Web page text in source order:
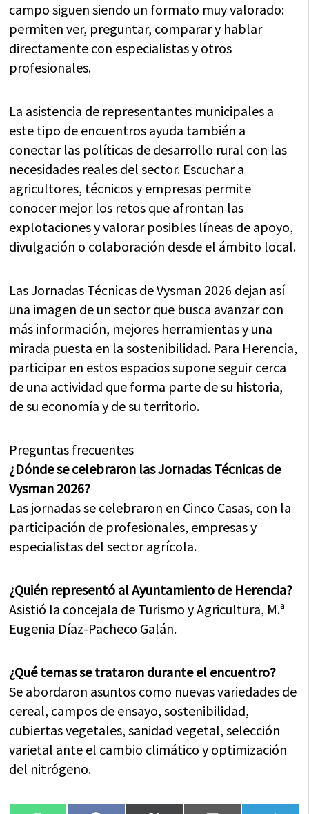
campo siguen siendo un formato muy valorado:
permiten ver, preguntar, comparar y hablar
directamente con especialistas y otros
profesionales.
La asistencia de representantes municipales a
este tipo de encuentros ayuda también a
conectar las políticas de desarrollo rural con las
necesidades reales del sector. Escuchar a
agricultores, técnicos y empresas permite
conocer mejor los retos que afrontan las
explotaciones y valorar posibles líneas de apoyo,
divulgación o colaboración desde el ámbito local.
Las Jornadas Técnicas de Vysman 2026 dejan así
una imagen de un sector que busca avanzar con
más información, mejores herramientas y una
mirada puesta en la sostenibilidad. Para Herencia,
participar en estos espacios supone seguir cerca
de una actividad que forma parte de su historia,
de su economía y de su territorio.
Preguntas frecuentes
¿Dónde se celebraron las Jornadas Técnicas de
Vysman 2026?
Las jornadas se celebraron en Cinco Casas, con la
participación de profesionales, empresas y
especialistas del sector agrícola.
¿Quién representó al Ayuntamiento de Herencia?
Asistió la concejala de Turismo y Agricultura, M.ª
Eugenia Díaz-Pacheco Galán.
¿Qué temas se trataron durante el encuentro?
Se abordaron asuntos como nuevas variedades de
cereal, campos de ensayo, sostenibilidad,
cubiertas vegetales, sanidad vegetal, selección
varietal ante el cambio climático y optimización
del nitrógeno.